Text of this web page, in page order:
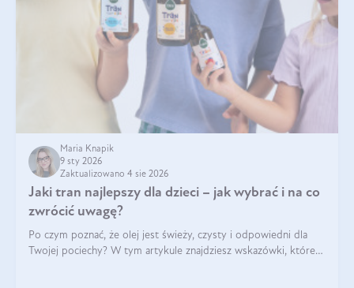
Maria Knapik
9 sty 2026
Zaktualizowano 4 sie 2026
Jaki tran najlepszy dla dzieci – jak wybrać i na co
zwrócić uwagę?
Po czym poznać, że olej jest świeży, czysty i odpowiedni dla
Twojej pociechy? W tym artykule znajdziesz wskazówki, które